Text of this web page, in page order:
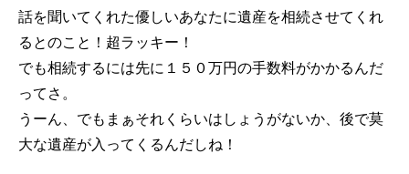
話を聞いてくれた優しいあなたに遺産を相続させてくれ
るとのこと！超ラッキー！
でも相続するには先に１５０万円の手数料がかかるんだ
ってさ。
うーん、でもまぁそれくらいはしょうがないか、後で莫
大な遺産が入ってくるんだしね！